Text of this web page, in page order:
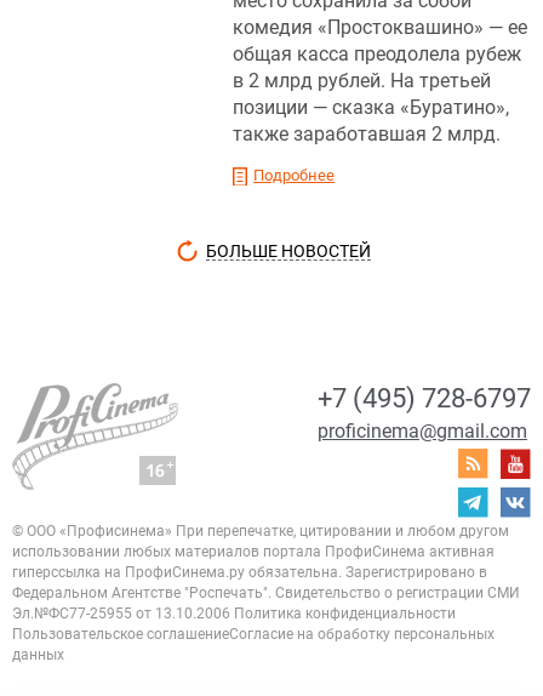
комедия «Простоквашино» — ее
общая касса преодолела рубеж
в 2 млрд рублей. На третьей
позиции — сказка «Буратино»,
также заработавшая 2 млрд.
Подробнее
БОЛЬШЕ НОВОСТЕЙ
+7 (495) 728-6797
proficinema@gmail.com
© ООО «Профисинема» При перепечатке, цитировании и любом другом
использовании любых материалов портала ПрофиСинема активная
гиперссылка на ПрофиСинема.ру обязательна. Зарегистрировано в
Федеральном Агентстве "Роспечать". Свидетельство о регистрации СМИ
Эл.№ФС77-25955 от 13.10.2006 Политика конфиденциальности
Пользовательское соглашениеСогласие на обработку персональных
данных